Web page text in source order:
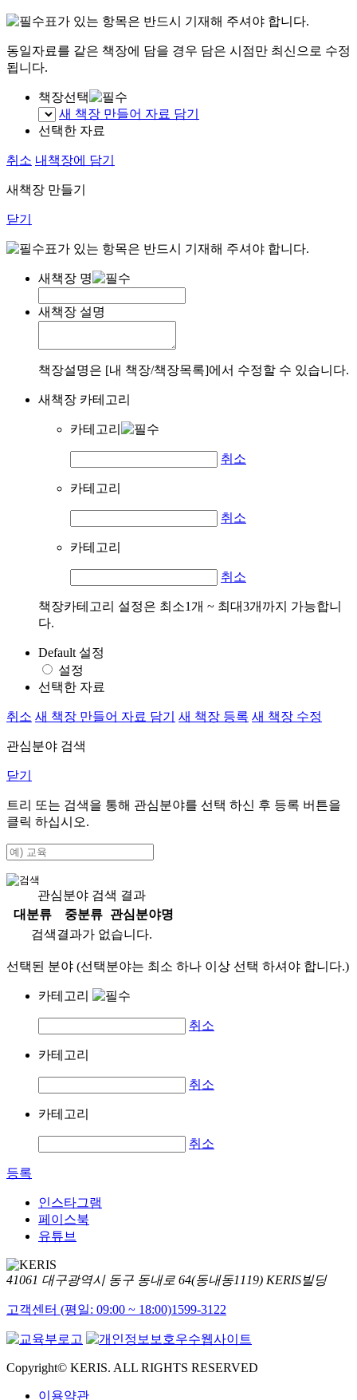
표가 있는 항목은 반드시 기재해 주셔야 합니다.
동일자료를 같은 책장에 담을 경우 담은 시점만 최신으로 수정
됩니다.
책장선택
새 책장 만들어 자료 담기
선택한 자료
취소 내책장에 담기
새책장 만들기
닫기
표가 있는 항목은 반드시 기재해 주셔야 합니다.
새책장 명
새책장 설명
책장설명은 [내 책장/책장목록]에서 수정할 수 있습니다.
새책장 카테고리
카테고리
취소
카테고리
취소
카테고리
취소
책장카테고리 설정은 최소1개 ~ 최대3개까지 가능합니
다.
Default 설정
설정
선택한 자료
취소 새 책장 만들어 자료 담기 새 책장 등록 새 책장 수정
관심분야 검색
닫기
트리 또는 검색을 통해 관심분야를 선택 하신 후 등록 버튼을
클릭 하십시오.
관심분야 검색 결과
대분류
중분류
관심분야명
검색결과가 없습니다.
선택된 분야 (선택분야는 최소 하나 이상 선택 하셔야 합니다.)
카테고리
취소
카테고리
취소
카테고리
취소
등록
인스타그램
페이스북
유튜브
41061 대구광역시 동구 동내로 64(동내동1119) KERIS빌딩
고객센터 (평일: 09:00 ~ 18:00)1599-3122
Copyright© KERIS. ALL RIGHTS RESERVED
이용약관